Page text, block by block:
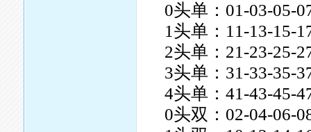
0头单：01-03-05-
1头单：11-13-15-
2头单：21-23-25-
3头单：31-33-35-
4头单：41-43-45-
0头双：02-04-06-